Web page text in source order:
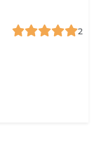
2